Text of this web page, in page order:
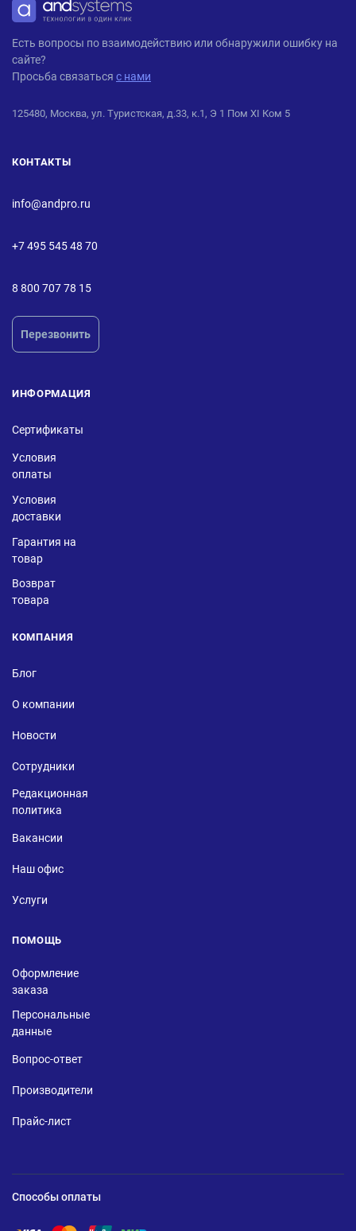
ANDPRO
Есть вопросы по взаимодействию или обнаружили ошибку на
сайте?
Просьба связаться с нами
125480, Москва, ул. Туристская, д.33, к.1, Э 1 Пом XI Ком 5
КОНТАКТЫ
info@andpro.ru
+7 495 545 48 70
8 800 707 78 15
Перезвонить
ИНФОРМАЦИЯ
Сертификаты
Условия
оплаты
Условия
доставки
Гарантия на
товар
Возврат
товара
КОМПАНИЯ
Блог
О компании
Новости
Сотрудники
Редакционная
политика
Вакансии
Наш офис
Услуги
ПОМОЩЬ
Оформление
заказа
Персональные
данные
Вопрос-ответ
Производители
Прайс-лист
Способы оплаты